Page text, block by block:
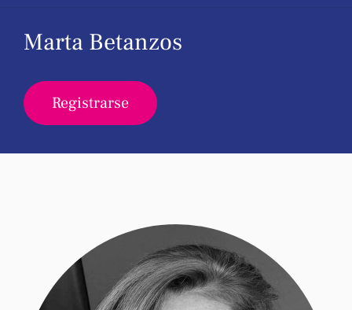
Marta Betanzos
Registrarse